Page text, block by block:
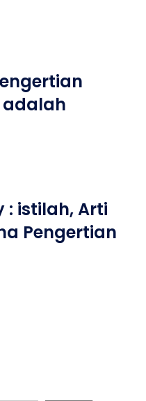
adalah
: istilah, Arti
Pengertian